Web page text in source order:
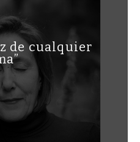
de cualquier